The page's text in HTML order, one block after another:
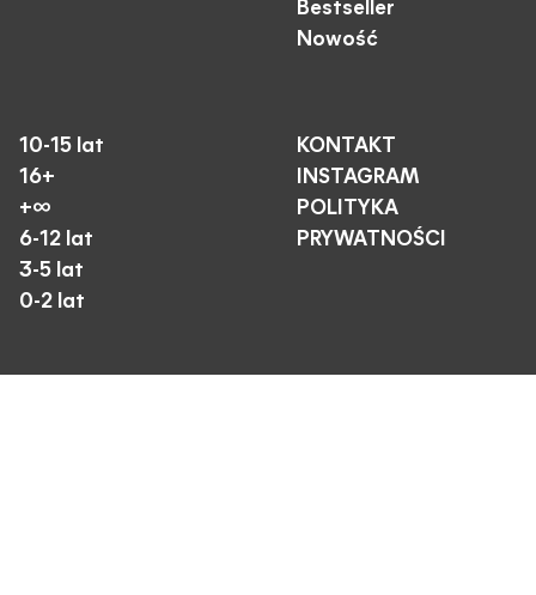
Bestseller
Nowość
10-15 lat
16+
+∞
6-12 lat
3-5 lat
0-2 lat
KONTAKT
INSTAGRAM
POLITYKA
PRYWATNOŚCI